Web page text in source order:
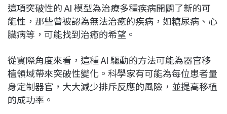
這項突破性的 AI 模型為治療多種疾病開闢了新的可
能性，那些曾被認為無法治癒的疾病，如糖尿病、心
臟病等，可能找到治癒的希望。
從實際角度來看，這種 AI 驅動的方法可能為器官移
植領域帶來突破性變化。科學家有可能為每位患者量
身定制器官，大大減少排斥反應的風險，並提高移植
的成功率。